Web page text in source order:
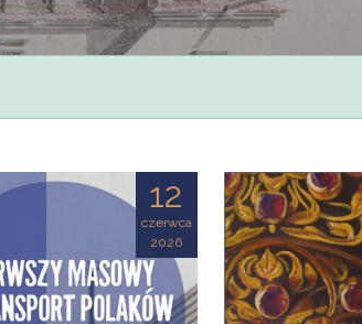
12
czerwca
2026